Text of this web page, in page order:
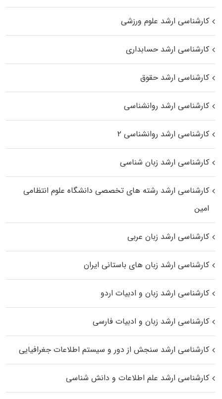
کارشناسی ارشد علوم ورزشی
کارشناسی ارشد حسابداری
کارشناسی ارشد حقوق
کارشناسی ارشد روانشناسی
کارشناسی ارشد روانشناسی ۲
کارشناسی ارشد زبان شناسی
کارشناسی ارشد رﺷﺘﻪ ﻫﺎی تخصصی داﻧﺸﮕﺎه ﻋﻠﻮم انتظامی
اﻣﻴﻦ
کارشناسی ارشد زبان عربی
کارشناسی ارشد زبان‌ های باستانی ایران
کارشناسی ارشد زبان و ادبیات اردو
کارشناسی ارشد زبان و ادبیات فارسی
کارشناسی ارشد سنجش از دور و سیستم اطلاعات جغرافیایی
کارشناسی ارشد علم اطلاعات و دانش شناسی